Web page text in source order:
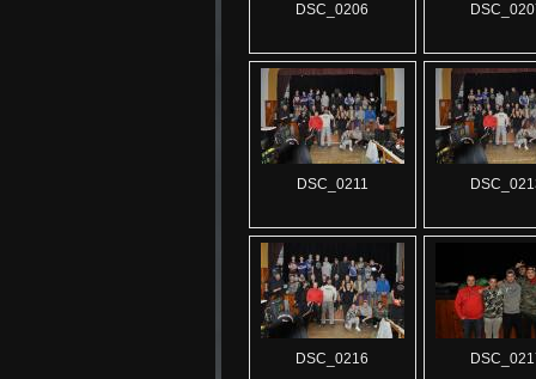
DSC_0206
DSC_0211
DSC_0216